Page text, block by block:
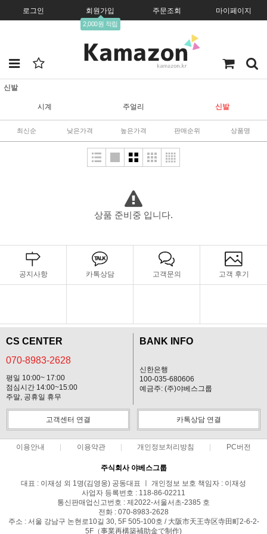
로그인 회원가입
2,000원 적립
주문조회 마이페이지
신발
시계 주얼리 신발
최신순 낮은가격 높은가격 판매순위 상품명
상품 준비중 입니다.
공지사항 카톡상담 고객문의 고객 후기
CS CENTER
070-8983-2628
평일 10:00~ 17:00
점심시간 14:00~15:00
주말, 공휴일 휴무
BANK INFO
신한은행
100-035-680606
예금주: (주)야베스그룹
고객센터 연결 카톡상담 연결
이용안내 이용약관 개인정보처리방침 PC버전
주식회사 야베스그룹
대표 : 이재성 외 1명(김영웅) 공동대표 ㅣ 개인정보 보호 책임자 : 이재성
사업자 등록번호 : 118-86-02211
통신판매업신고번호 : 제2022-서울서초-2385 호
전화 : 070-8983-2628
주소 : 서울 강남구 논현로10길 30, 5F 505-100호 / 大阪市天王寺区寺田町2-6-2-
5F（事業再構築補助金で制作)